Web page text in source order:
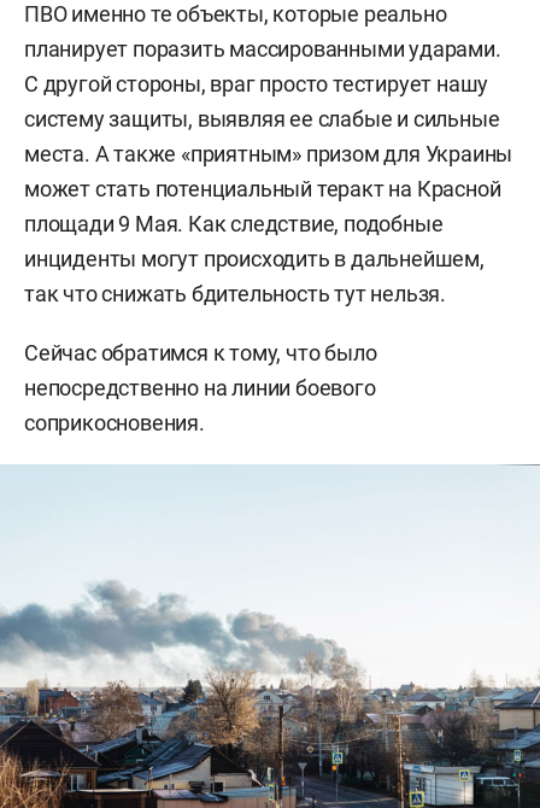
ПВО именно те объекты, которые реально
планирует поразить массированными ударами.
С другой стороны, враг просто тестирует нашу
систему защиты, выявляя ее слабые и сильные
места. А также «приятным» призом для Украины
может стать потенциальный теракт на Красной
площади 9 Мая. Как следствие, подобные
инциденты могут происходить в дальнейшем,
так что снижать бдительность тут нельзя.
Сейчас обратимся к тому, что было
непосредственно на линии боевого
соприкосновения.